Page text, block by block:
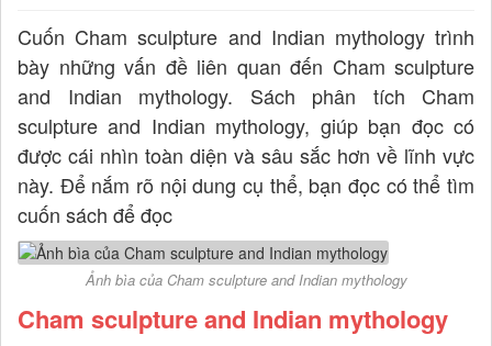
Cuốn Cham sculpture and Indian mythology trình
bày những vấn đề liên quan đến Cham sculpture
and Indian mythology. Sách phân tích Cham
sculpture and Indian mythology, giúp bạn đọc có
được cái nhìn toàn diện và sâu sắc hơn về lĩnh vực
này. Để nắm rõ nội dung cụ thể, bạn đọc có thể tìm
cuốn sách để đọc
Ảnh bìa của Cham sculpture and Indian mythology
Cham sculpture and Indian mythology